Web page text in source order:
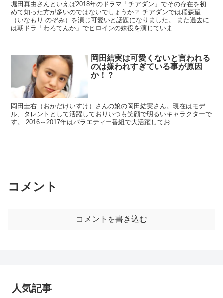
堀田真由さんといえば2018年のドラマ「チアダン」でその存在を初
めて知った方が多いのではないでしょうか？ チアダンでは稲森望
（いなもり のぞみ）を演じ可愛いと話題になりました。 また過去に
は朝ドラ「わろてんか」でヒロインの妹役を演じていま
岡田結実は可愛くないと言われる
のは嫌われすぎている事が原因
か！？
岡田圭右（おかだけいすけ）さんの娘の岡田結実さん。現在はモデ
ル、タレントとして活躍しておりいつも笑顔で明るいキャラクターで
す。 2016～2017年はバラエティー番組で大活躍してお
コメント
コメントを書き込む
人気記事